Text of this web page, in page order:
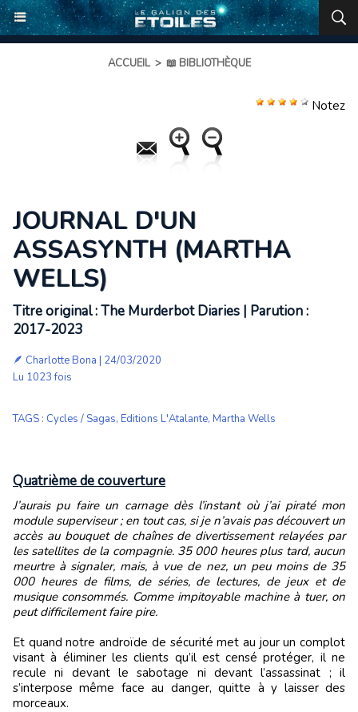
ACCUEIL > 📖 BIBLIOTHÈQUE
Notez
JOURNAL D'UN
ASSASYNTH (MARTHA
WELLS)
Titre original : The Murderbot Diaries | Parution :
2017-2023
🪶 Charlotte Bona | 24/03/2020
Lu 1023 fois
TAGS : Cycles / Sagas, Editions L'Atalante, Martha Wells
Quatrième de couverture
J’aurais pu faire un carnage dès l’instant où j’ai piraté mon
module superviseur ; en tout cas, si je n’avais pas découvert un
accès au bouquet de chaînes de divertissement relayées par
les satellites de la compagnie. 35 000 heures plus tard, aucun
meurtre à signaler, mais, à vue de nez, un peu moins de 35
000 heures de films, de séries, de lectures, de jeux et de
musique consommés. Comme impitoyable machine à tuer, on
peut difficilement faire pire.
Et quand notre androïde de sécurité met au jour un complot
visant à éliminer les clients qu’il est censé protéger, il ne
recule ni devant le sabotage ni devant l’assassinat ; il
s’interpose même face au danger, quitte à y laisser des
morceaux.